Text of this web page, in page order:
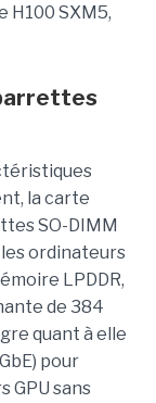
H100 SXM5,
la carte
SO-DIMM
ordinateurs
LPDDR,
de 384
quant à elle
pour
sans